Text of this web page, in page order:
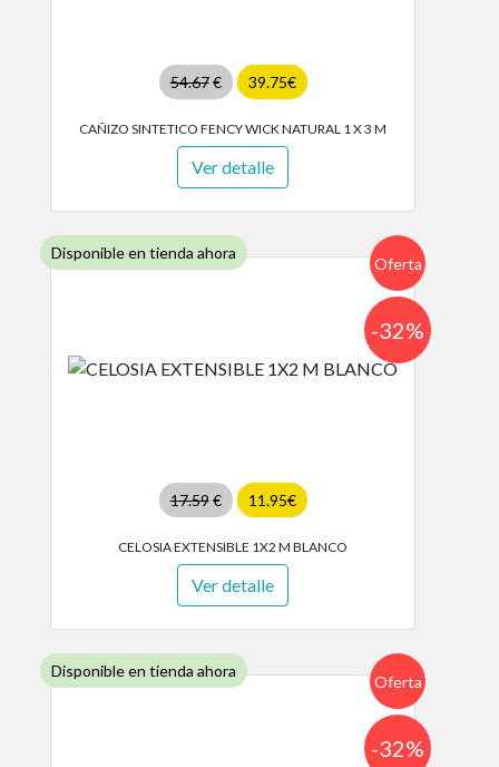
54.67€ 39.75€
CAÑIZO SINTETICO FENCY WICK NATURAL 1 X 3 M
Ver detalle
Disponible en tienda ahora
Oferta
17.59€ 11.95€
-32%
CELOSIA EXTENSIBLE 1X2 M BLANCO
Ver detalle
Disponible en tienda ahora
Oferta
-32%